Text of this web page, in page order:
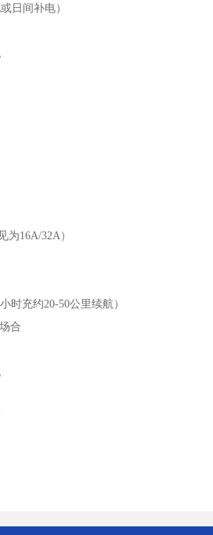
日间补电）
为16A/32A）
时充约20-50公里续航）
合